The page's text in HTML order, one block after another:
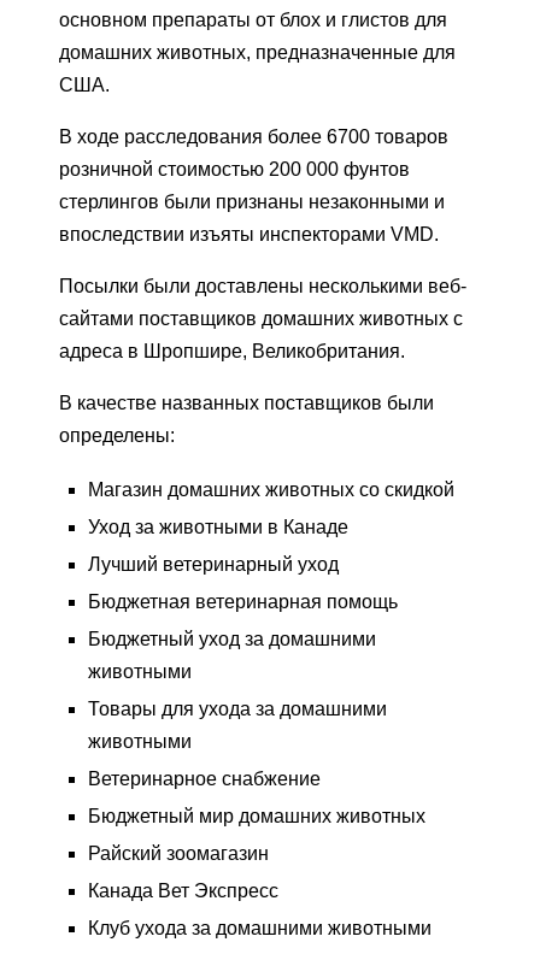
основном препараты от блох и глистов для
домашних животных, предназначенные для
США.
В ходе расследования более 6700 товаров
розничной стоимостью 200 000 фунтов
стерлингов были признаны незаконными и
впоследствии изъяты инспекторами VMD.
Посылки были доставлены несколькими веб-
сайтами поставщиков домашних животных с
адреса в Шропшире, Великобритания.
В качестве названных поставщиков были
определены:
Магазин домашних животных со скидкой
Уход за животными в Канаде
Лучший ветеринарный уход
Бюджетная ветеринарная помощь
Бюджетный уход за домашними
животными
Товары для ухода за домашними
животными
Ветеринарное снабжение
Бюджетный мир домашних животных
Райский зоомагазин
Канада Вет Экспресс
Клуб ухода за домашними животными